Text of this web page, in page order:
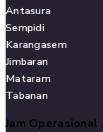
Antasura
Sempidi
Karangasem
Jimbaran
Mataram
Tabanan
Jam Operasional